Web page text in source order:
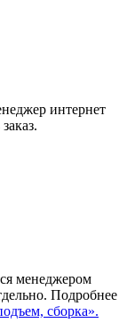
интернет
менеджером
Подробнее
сборка».